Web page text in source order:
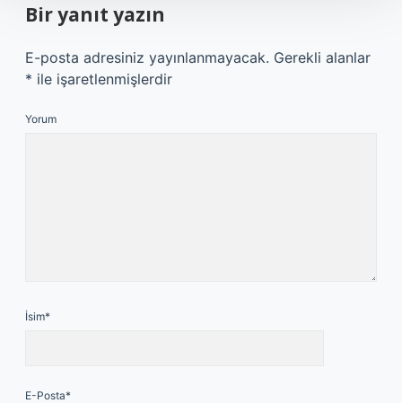
Bir yanıt yazın
E-posta adresiniz yayınlanmayacak. Gerekli alanlar
* ile işaretlenmişlerdir
Yorum
İsim*
E-Posta*